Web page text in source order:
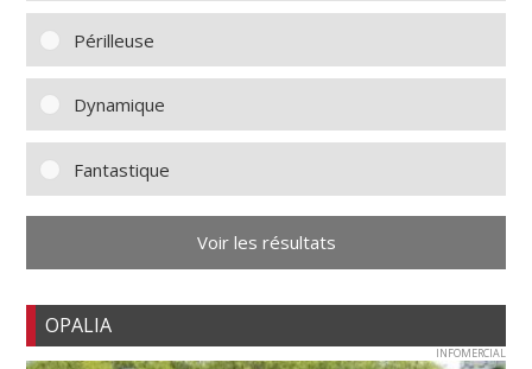
Périlleuse
Dynamique
Fantastique
Voir les résultats
OPALIA
INFOMERCIAL